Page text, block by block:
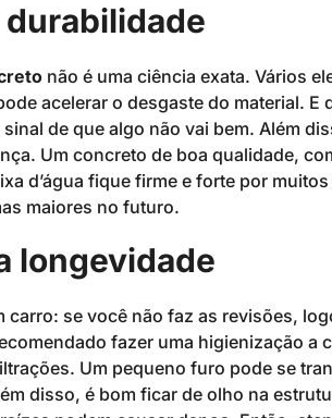
não é uma ciência exata. Vários
acelerar o desgaste do material. E
de que algo não vai bem. Além
Um concreto de boa qualidade,
d’água fique firme e forte por
maiores no futuro.
longevidade
carro: se você não faz as revisões,
fazer uma higienização a
Um pequeno furo pode se
disso, é bom ficar de olho na